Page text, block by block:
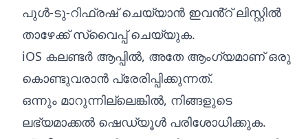
പുൾ-ടു-റിഫ്രഷ് ചെയ്യാൻ ഇവൻ്റ് ലിസ്റ്റിൽ
താഴേക്ക് സ്വൈപ്പ് ചെയ്യുക.
iOS കലണ്ടർ ആപ്പിൽ, അതേ ആംഗ്യമാണ് ഒരു
കൊണ്ടുവരാൻ പ്രേരിപ്പിക്കുന്നത്.
ഒന്നും മാറുന്നില്ലെങ്കിൽ, നിങ്ങളുടെ
ലഭ്യമാക്കൽ ഷെഡ്യൂൾ പരിശോധിക്കുക.